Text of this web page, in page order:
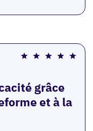
grâce
et à la